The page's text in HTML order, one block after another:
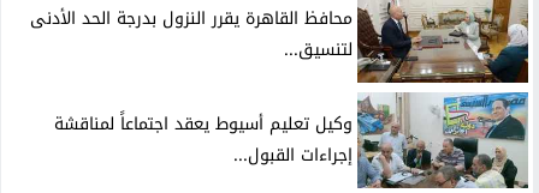
محافظ القاهرة يقرر النزول بدرجة الحد الأدنى
لتنسيق...
وكيل تعليم أسيوط يعقد اجتماعاً لمناقشة
إجراءات القبول...